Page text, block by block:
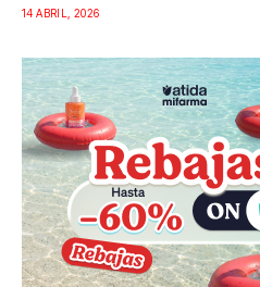
14 ABRIL, 2026